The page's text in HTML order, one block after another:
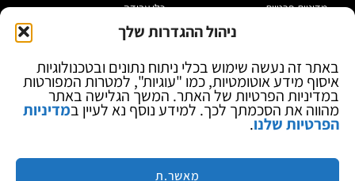
ניהול ההגדרות שלך
באתר זה נעשה שימוש בכלי ניתוח נתונים ובטכנולוגיות
איסוף מידע אוטומטיות, כמו "עוגיות", למטרות המפורטות
במדיניות הפרטיות של האתר. המשך הגלישה באתר
מהווה את הסכמתך לכך. למידע נוסף נא לעיין במדיניות
הפרטיות שלנו.
מאשר.ת
מדיניות פרטיות
בלוג
כלי עבודה
מוצרי הלחמה
ספקי כח ומודדים
ציוד אופטי להגדלה
מותגים